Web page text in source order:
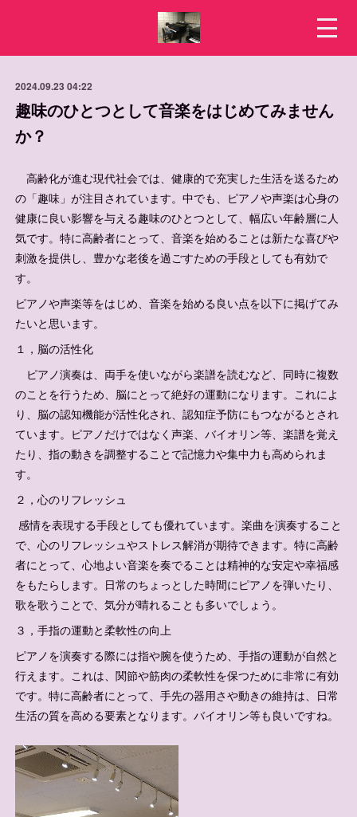
2024.09.23 04:22
趣味のひとつとして音楽をはじめてみません
か？
高齢化が進む現代社会では、健康的で充実した生活を送るため
の「趣味」が注目されています。中でも、ピアノや声楽は心身の
健康に良い影響を与える趣味のひとつとして、幅広い年齢層に人
気です。特に高齢者にとって、音楽を始めることは新たな喜びや
刺激を提供し、豊かな老後を過ごすための手段としても有効で
す。
ピアノや声楽等をはじめ、音楽を始める良い点を以下に掲げてみ
たいと思います。
１，脳の活性化
ピアノ演奏は、両手を使いながら楽譜を読むなど、同時に複数
のことを行うため、脳にとって絶好の運動になります。これによ
り、脳の認知機能が活性化され、認知症予防にもつながるとされ
ています。ピアノだけではなく声楽、バイオリン等、楽譜を覚え
たり、指の動きを調整することで記憶力や集中力も高められま
す。
２，心のリフレッシュ
感情を表現する手段としても優れています。楽曲を演奏すること
で、心のリフレッシュやストレス解消が期待できます。特に高齢
者にとって、心地よい音楽を奏でることは精神的な安定や幸福感
をもたらします。日常のちょっとした時間にピアノを弾いたり、
歌を歌うことで、気分が晴れることも多いでしょう。
３，手指の運動と柔軟性の向上
ピアノを演奏する際には指や腕を使うため、手指の運動が自然と
行えます。これは、関節や筋肉の柔軟性を保つために非常に有効
です。特に高齢者にとって、手先の器用さや動きの維持は、日常
生活の質を高める要素となります。バイオリン等も良いですね。